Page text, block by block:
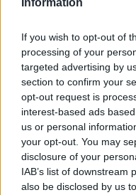
Information
If you wish to opt-out of
processing of your
targeted advertising by
section to confirm your
opt-out request is
interest-based ads
us or personal
your opt-out. You may
disclosure of your
IAB’s list of downstream
also be disclosed by us
MotoGP: Bezzecchi